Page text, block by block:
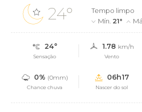
24°
Tempo limpo
Mín. 21°
24°
Sensação
1.78 km/h
Vento
0% (0mm)
Chance chuva
06h17
Nascer do sol